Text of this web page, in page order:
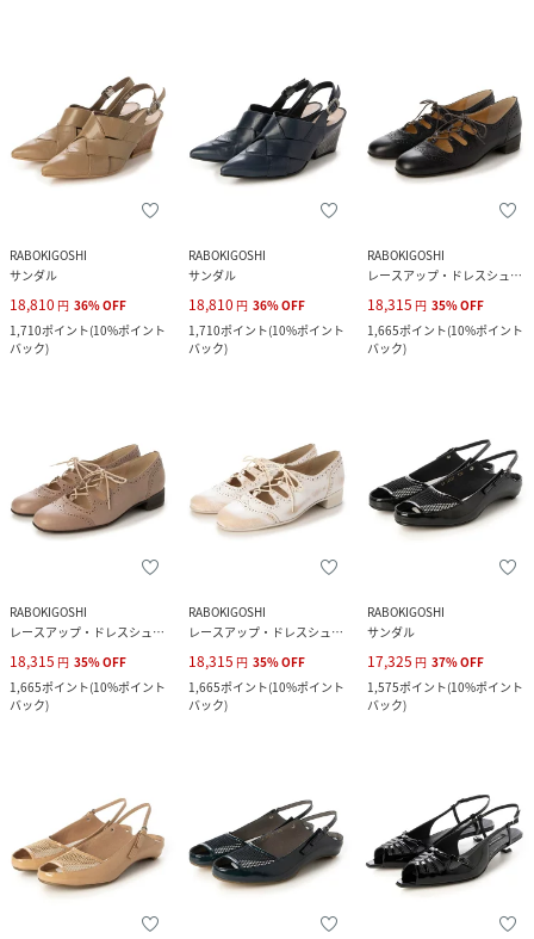
RABOKIGOSHI
サンダル
18,810 円 36%OFF
1,710ポイント(10%ポイント
バック)
RABOKIGOSHI
サンダル
18,810 円 36%OFF
1,710ポイント(10%ポイント
バック)
RABOKIGOSHI
レースアップ・ドレスシューズ
18,315 円 35%OFF
1,665ポイント(10%ポイント
バック)
RABOKIGOSHI
レースアップ・ドレスシューズ
18,315 円 35%OFF
1,665ポイント(10%ポイント
バック)
RABOKIGOSHI
レースアップ・ドレスシューズ
18,315 円 35%OFF
1,665ポイント(10%ポイント
バック)
RABOKIGOSHI
サンダル
17,325 円 37%OFF
1,575ポイント(10%ポイント
バック)